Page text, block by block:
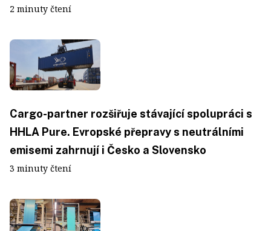
2 minuty čtení
Cargo-partner rozšiřuje stávající spolupráci s
HHLA Pure. Evropské přepravy s neutrálními
emisemi zahrnují i Česko a Slovensko
3 minuty čtení